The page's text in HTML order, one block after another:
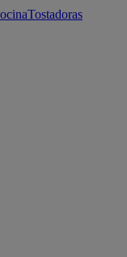
Tostadoras